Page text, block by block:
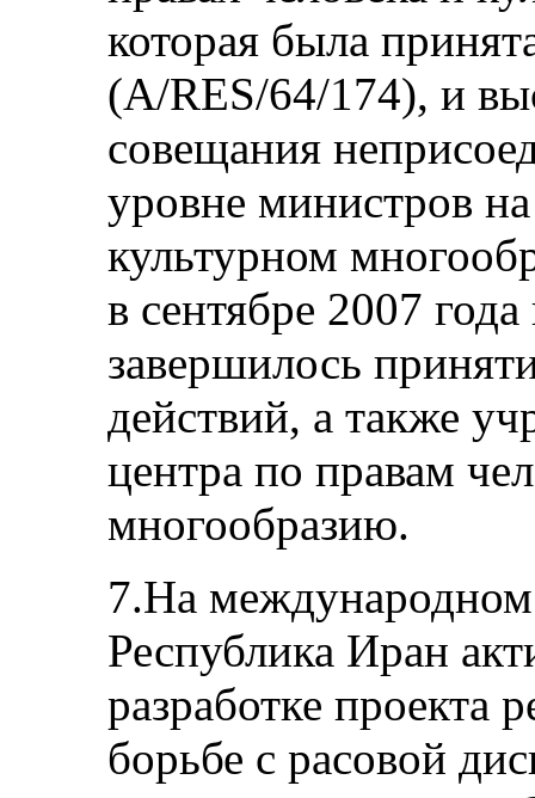
которая была
(A/RES/64/174), и
совещания
уровне министров
культурном
в сентябре 2007
завершилось
действий, а также
центра по правам
многообразию.
7.На
Республика Иран
разработке проекта
борьбе с расовой